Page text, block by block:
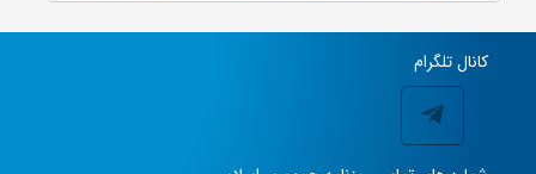
کانال تلگرام